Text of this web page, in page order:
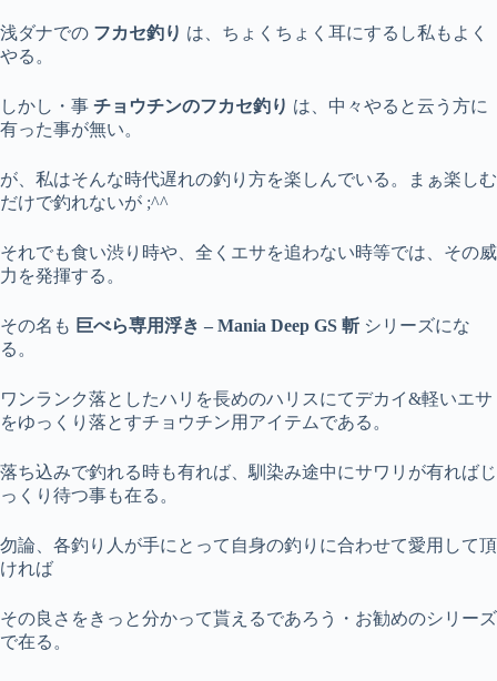
浅ダナでの フカセ釣り は、ちょくちょく耳にするし私もよく
やる。
しかし・事 チョウチンのフカセ釣り は、中々やると云う方に
有った事が無い。
が、私はそんな時代遅れの釣り方を楽しんでいる。まぁ楽しむ
だけで釣れないが ;^^
それでも食い渋り時や、全くエサを追わない時等では、その威
力を発揮する。
その名も 巨べら専用浮き – Mania Deep GS 斬 シリーズにな
る。
ワンランク落としたハリを長めのハリスにてデカイ&軽いエサ
をゆっくり落とすチョウチン用アイテムである。
落ち込みで釣れる時も有れば、馴染み途中にサワリが有ればじ
っくり待つ事も在る。
勿論、各釣り人が手にとって自身の釣りに合わせて愛用して頂
ければ
その良さをきっと分かって貰えるであろう・お勧めのシリーズ
で在る。